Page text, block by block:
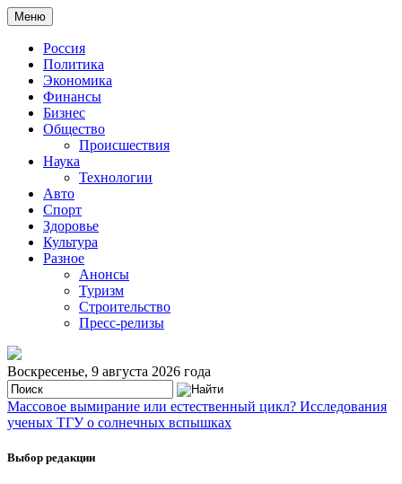
Меню
Россия
Политика
Экономика
Финансы
Бизнес
Общество
Происшествия
Наука
Технологии
Авто
Спорт
Здоровье
Культура
Разное
Анонсы
Туризм
Строительство
Пресс-релизы
Воскресенье, 9 августа 2026 года
Массовое вымирание или естественный цикл? Исследования
ученых ТГУ о солнечных вспышках
Выбор редакции